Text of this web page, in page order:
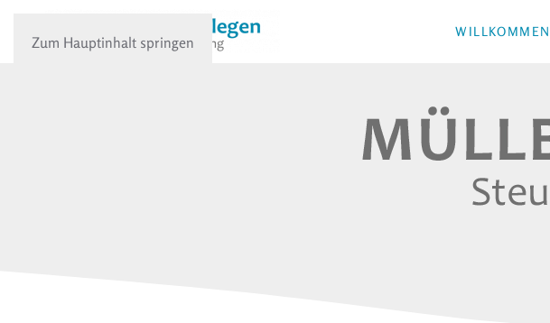
Zum Hauptinhalt springen
WILLKOMMEN